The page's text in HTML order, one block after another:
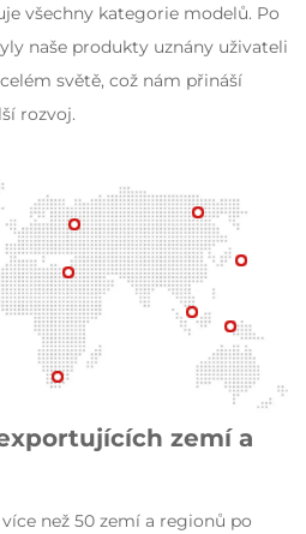
všechny kategorie modelů. Po
naše produkty uznány uživateli
světě, což nám přináší
rozvoj.
zemí a
než 50 zemí a regionů po